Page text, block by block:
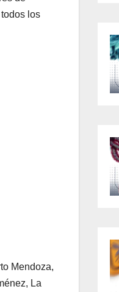
los
Mendoza,
La